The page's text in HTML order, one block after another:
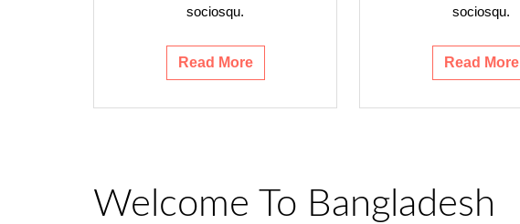
sociosqu.
Read More
sociosqu.
Read More
Welcome To Bangladesh